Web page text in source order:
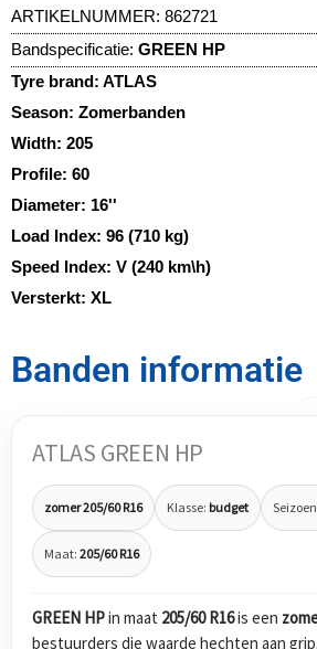
ARTIKELNUMMER: 862721
Bandspecificatie: GREEN HP
Tyre brand: ATLAS
Season: Zomerbanden
Width: 205
Profile: 60
Diameter: 16''
Load Index: 96 (710 kg)
Speed Index: V (240 km\h)
Versterkt: XL
Banden informatie
ATLAS GREEN HP
zomer 205/60 R16 Klasse: budget
Maat: 205/60 R16
GREEN HPin maat 205/60 R16is een
bestuurders die waarde hechten aan